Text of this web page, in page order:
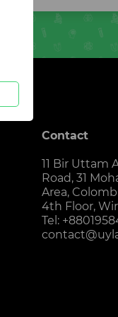
Contact
11 Bir Uttam
Road, 31
Area,
4th Floor,
Tel: